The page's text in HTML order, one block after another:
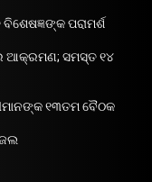
ପରାମର୍ଶ
ଆକ୍ରମଣ; ସମସ୍ତ ୧୪
୧୩ତମ ବୈଠକ